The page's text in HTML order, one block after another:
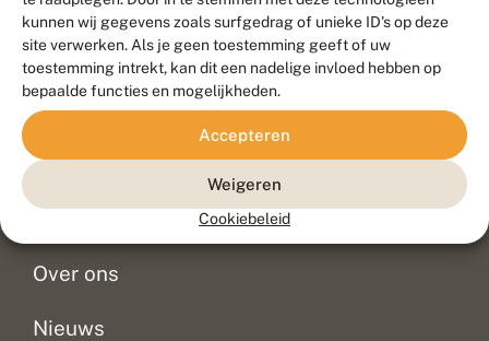
kunnen wij gegevens zoals surfgedrag of unieke ID's op deze
site verwerken. Als je geen toestemming geeft of uw
toestemming intrekt, kan dit een nadelige invloed hebben op
bepaalde functies en mogelijkheden.
Accepteren
Weigeren
Cookiebeleid
Contact
Veelgestelde vragen
Over ons
Nieuws
Meld waarnemingen
© 2026 Vlinderstichting
Duurzaam ontwikkeld doorGo2People, ontworpen door
Blue Field Agency
Privacy
Sitemap